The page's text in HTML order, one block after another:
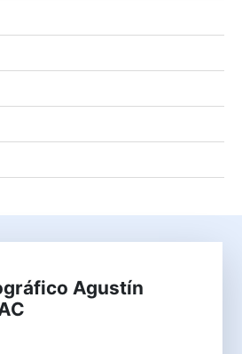
Agustín